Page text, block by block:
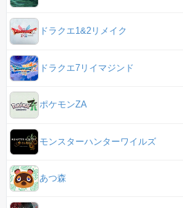
ドラクエ1&2リメイク
ドラクエ7リイマジンド
ポケモンZA
モンスターハンターワイルズ
あつ森